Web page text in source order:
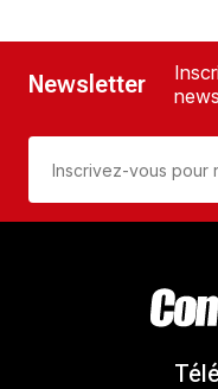
Newsletter